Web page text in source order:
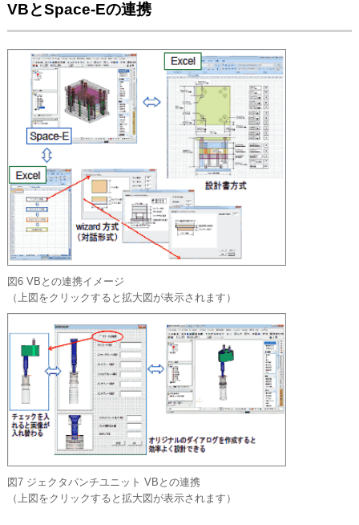
VBとSpace-Eの連携
図6 VBとの連携イメージ
（上図をクリックすると拡大図が表示されます）
図7 ジェクタパンチユニット VBとの連携
（上図をクリックすると拡大図が表示されます）